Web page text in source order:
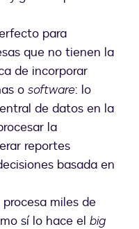
para
que no tienen la
de incorporar
o software: lo
de datos en la
la
reportes
basada en
procesa miles de
sí lo hace el big